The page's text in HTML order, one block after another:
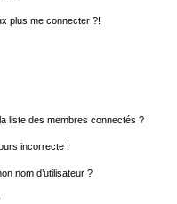
plus me connecter ?!
liste des membres connectés ?
incorrecte !
nom d’utilisateur ?